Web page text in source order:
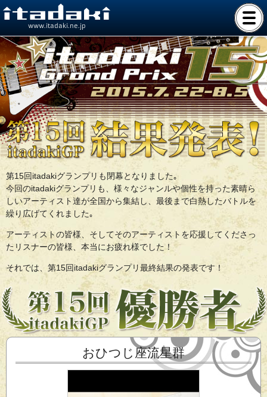
www.itadaki.ne.jp
第15回itadakiグランプリも閉幕となりました｡
今回のitadakiグランプリも、様々なジャンルや個性を持った素晴ら
しいアーティスト達が全国から集結し、最後まで白熱したバトルを
繰り広げてくれました｡
アーティストの皆様、そしてそのアーティストを応援してくださっ
たリスナーの皆様、本当にお疲れ様でした！
それでは、第15回itadakiグランプリ最終結果の発表です！
おひつじ座流星群